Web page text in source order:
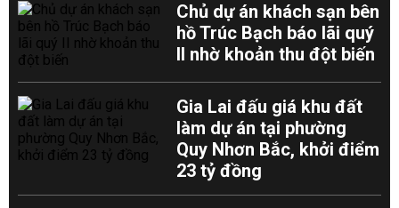
Chủ dự án khách sạn bên
hồ Trúc Bạch báo lãi quý
II nhờ khoản thu đột biến
Gia Lai đấu giá khu đất
làm dự án tại phường
Quy Nhơn Bắc, khởi điểm
23 tỷ đồng